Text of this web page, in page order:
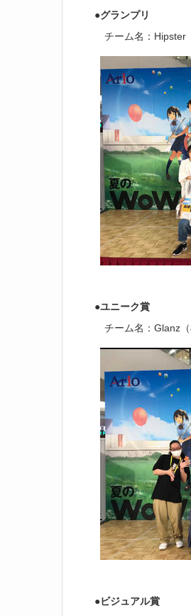
●グランプリ
チーム名：Hipster
●ユニーク賞
チーム名：Glanz（
●ビジュアル賞